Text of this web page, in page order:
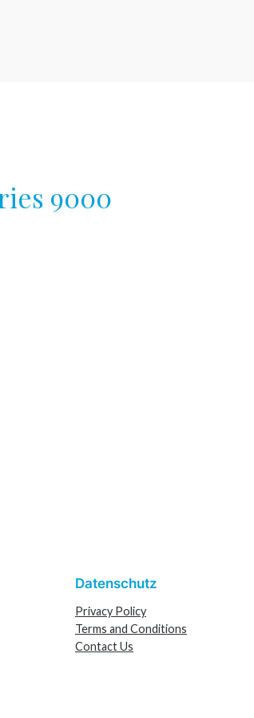
9000
Datenschutz
Privacy Policy
Terms and Conditions
Contact Us